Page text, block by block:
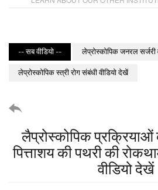
-- सब वीडियो -- लेप्रोस्कोपिक जनरल सर्जरी
लेप्रोस्कोपिक स्त्री रोग संबंधी वीडियो देखें
लैप्रोस्कोपिक
पित्ताशय की पथरी की
वीडियो